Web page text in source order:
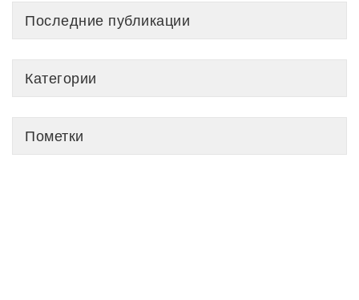
Последние публикации
Категории
Пометки